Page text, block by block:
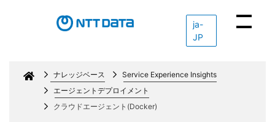
SD-WAN
NETWORK
INNOVATIONS
SD-WAN
OBSERVABILITY
ja-
JP
ナレッジベース
Service Experience Insights
エージェントデプロイメント
クラウドエージェント(Docker)